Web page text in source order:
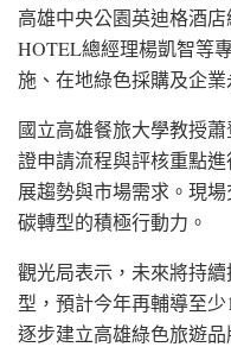
高雄中央公園英迪格酒
HOTEL總經理楊凱智等
施、在地綠色採購及企業
國立高雄餐旅大學教授
證申請流程與評核重點
展趨勢與市場需求。現
碳轉型的積極行動力。
觀光局表示，未來將持
型，預計今年再輔導至
逐步建立高雄綠色旅遊